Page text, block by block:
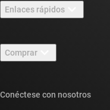
Carreras laborales
Sala de redacción
Eventos
Enlaces rápidos
Foros de soporte de
Búsqueda de
Comprar
Conéctese con nosotros